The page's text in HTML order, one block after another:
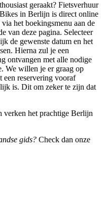
geraakt? Fietsverhuur
in Berlijn is direct online
via het boekingsmenu aan de
van deze pagina. Selecteer
de gewenste datum en het
Hierna zul je een
ontvangen met alle nodige
We willen je er graag op
een reservering vooraf
is. Dit om zeker te zijn dat
verken het prachtige Berlijn
gids? Check dan onze